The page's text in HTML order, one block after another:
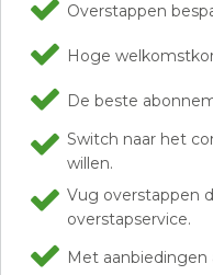
Overstappen
Hoge
De beste
Switch naar het
willen.
Vug overstappen
overstapservice.
Met aanbiedingen